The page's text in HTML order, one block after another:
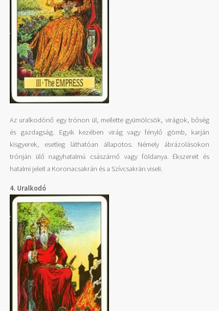
Az uralkodónő egy trónon ül, mellette gyümölcsök, virágok, bőség
és gazdagság. Egyik kezében virág vagy fénylő gömb, karján
kisgyerek, esetleg láthatóan állapotos. Némely ábrázolásokon
trónján ülő nagyhatalmú császárnő vagy földanya. Ékszereit és
hatalmi jeleit a Koronacsakrán és a Szívcsakrán viseli.
4. Uralkodó